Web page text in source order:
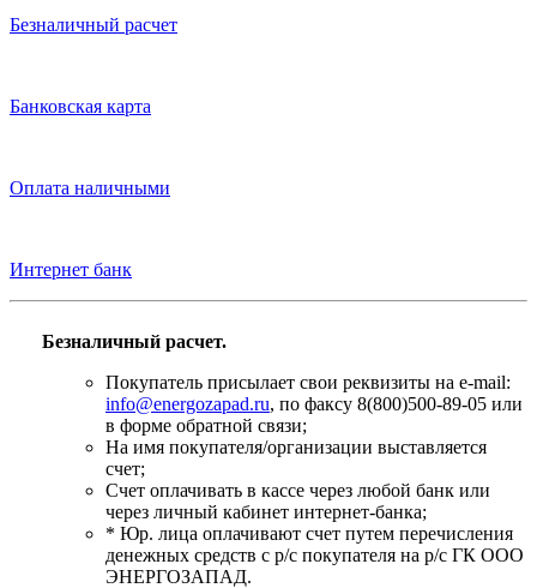
Безналичный расчет
Банковская карта
Оплата наличными
Интернет банк
Безналичный расчет.
Покупатель присылает свои реквизиты на e-mail:
info@energozapad.ru, по факсу 8(800)500-89-05 или
в форме обратной связи;
На имя покупателя/организации выставляется
счет;
Счет оплачивать в кассе через любой банк или
через личный кабинет интернет-банка;
* Юр. лица оплачивают счет путем перечисления
денежных средств с р/с покупателя на р/с ГК ООО
ЭНЕРГОЗАПАД.